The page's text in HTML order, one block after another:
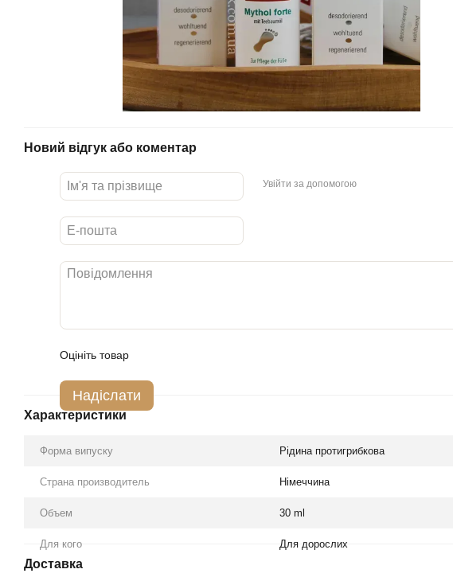
Новий відгук або коментар
Увійти за допомогою
Оцініть товар
Надіслати
Характеристики
Форма випуску Рідина протигрибкова
Страна производитель Німеччина
Объем 30 ml
Для кого Для дорослих
Доставка